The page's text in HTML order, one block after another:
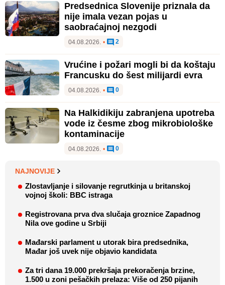
Predsednica Slovenije priznala da
nije imala vezan pojas u
saobraćajnoj nezgodi
04.08.2026. • 2
Vrućine i požari mogli bi da koštaju
Francusku do šest milijardi evra
04.08.2026. • 0
Na Halkidikiju zabranjena upotreba
vode iz česme zbog mikrobiološke
kontaminacije
04.08.2026. • 0
NAJNOVIJE
Zlostavljanje i silovanje regrutkinja u britanskoj
vojnoj školi: BBC istraga
Registrovana prva dva slučaja groznice Zapadnog
Nila ove godine u Srbiji
Mađarski parlament u utorak bira predsednika,
Mađar još uvek nije objavio kandidata
Za tri dana 19.000 prekršaja prekoračenja brzine,
1.500 u zoni pešačkih prelaza: Više od 250 pijanih